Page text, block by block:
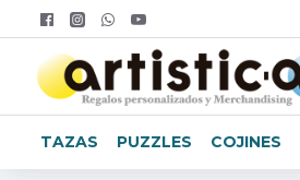
TAZAS PUZZLES COJINES